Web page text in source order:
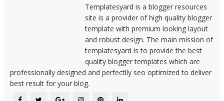
Templatesyard is a blogger resources
site is a provider of high quality blogger
template with premium looking layout
and robust design. The main mission of
templatesyard is to provide the best
quality blogger templates which are
professionally designed and perfectlly seo optimized to deliver
best result for your blog.